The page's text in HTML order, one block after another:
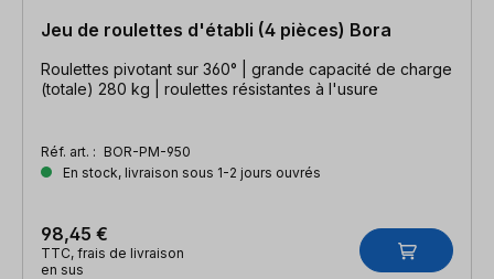
Jeu de roulettes d'établi (4 pièces) Bora
Roulettes pivotant sur 360° | grande capacité de charge
(totale) 280 kg | roulettes résistantes à l'usure
Réf. art. : BOR-PM-950
En stock, livraison sous 1-2 jours ouvrés
98,45 €
TTC, frais de livraison
en sus